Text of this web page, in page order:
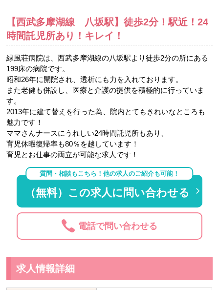
【西武多摩湖線 八坂駅】徒歩2分！駅近！24
時間託児所あり！キレイ！
緑風荘病院は、西武多摩湖線の八坂駅より徒歩2分の所にある
199床の病院です。
昭和26年に開院され、透析にも力を入れております。
また老健も併設し、医療と介護の提供を積極的に行っていま
す。
2013年に建て替えを行った為、院内とてもきれいなところも
魅力です！
ママさんナースにうれしい24時間託児所もあり、
育児休暇復帰率も80％を越しています！
育児とお仕事の両立が可能な求人です！
質問・相談もこちら！他の求人のご紹介も可能！
（無料）この求人に問い合わせる
電話で問い合わせる
求人情報詳細